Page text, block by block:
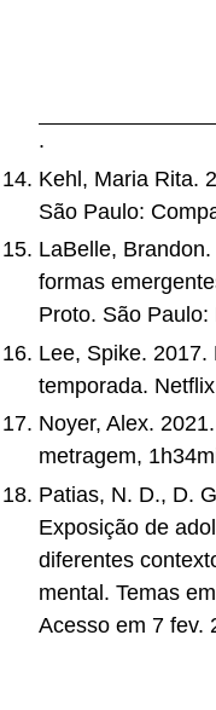
.
Kehl, Maria Rita.
São Paulo:
LaBelle,
formas
Proto. São Paulo:
Lee, Spike. 2017.
temporada.
Noyer, Alex.
metragem,
Patias, N. D., D.
Exposição de
diferentes
mental. Temas
Acesso em 7 fev.